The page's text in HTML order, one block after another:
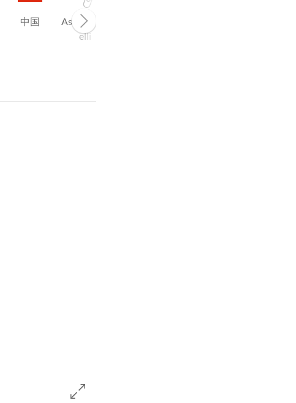
中国
Asciugacap
elli